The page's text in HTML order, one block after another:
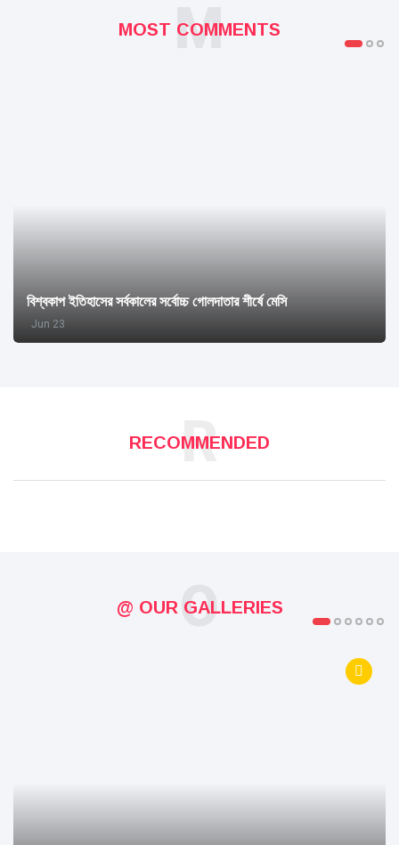
MOST COMMENTS
M
বিশ্বকাপ ইতিহাসের সর্বকালের সর্বোচ্চ গোলদাতার শীর্ষে মেসি
Jun 23
RECOMMENDED
R
@ OUR GALLERIES
O